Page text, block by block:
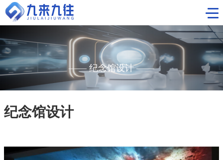
首页
工程案例
主题数字展厅
企业展厅
视觉科技
关于我们
—— 纪念馆设计 ——
纪念馆设计